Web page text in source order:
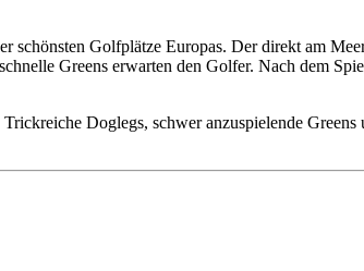
Golfplätze Europas. Der direkt am
Greens erwarten den Golfer. Nach dem
Doglegs, schwer anzuspielende